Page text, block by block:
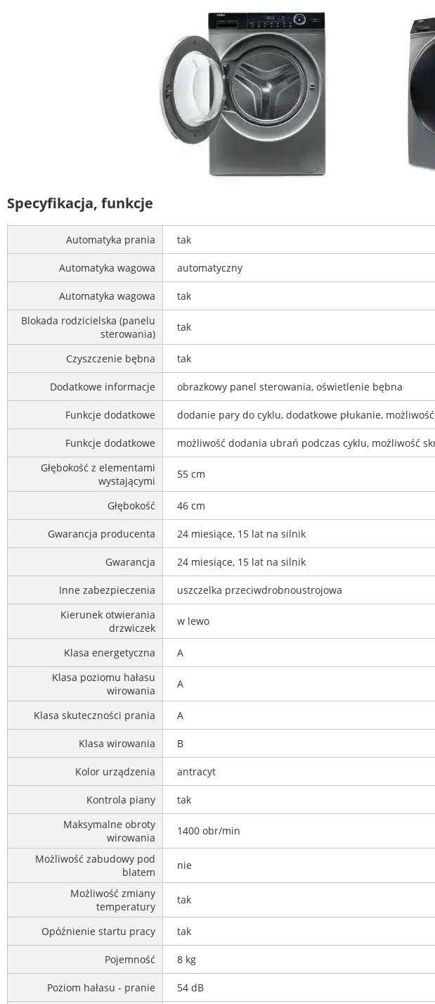
Specyfikacja, funkcje
Automatyka prania tak
Automatyka wagowa automatyczny
Automatyka wagowa
tak
Blokada rodzicielska (panelu
sterowania)
tak
Czyszczenie bębna tak
Dodatkowe informacje obrazkowy panel sterowania, oświetlenie bębna
Funkcje dodatkowe dodanie pary do cyklu, dodatkowe płukanie,
Funkcje dodatkowe
możliwość dodania ubrań podczas cyklu, możliwość
Głębokość z elementami
wystającymi
55 cm
Głębokość 46 cm
Gwarancja producenta 24 miesiące, 15 lat na silnik
Gwarancja 24 miesiące, 15 lat na silnik
Inne zabezpieczenia
uszczelka przeciwdrobnoustrojowa
Kierunek otwierania
drzwiczek
w lewo
Klasa energetyczna
A
Klasa poziomu hałasu
wirowania
A
Klasa skuteczności prania A
Klasa wirowania B
Kolor urządzenia antracyt
Kontrola piany
tak
Maksymalne obroty
wirowania
1400 obr/min
Możliwość zabudowy pod
blatem
nie
Możliwość zmiany
temperatury
tak
Opóźnienie startu pracy tak
Pojemność 8 kg
Poziom hałasu - pranie 54 dB